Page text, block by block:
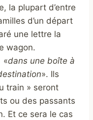
la plupart d’entre
d’un départ
une lettre la
wagon.
«dans une boîte à
». Ils
train » seront
ou des passants
Et ce sera le cas